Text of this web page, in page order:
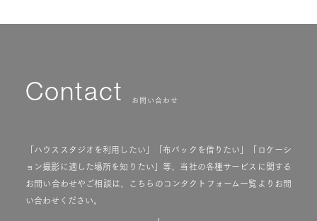
Contact お問い合わせ
「ハウススタジオを利用したい」「布バックを借りたい」「ロケーシ
ョン撮影に適した場所を知りたい」等、当社の各種サービスに関する
お問い合わせやご相談は、こちらのコンタクトフォーム一覧よりお問
い合わせください。